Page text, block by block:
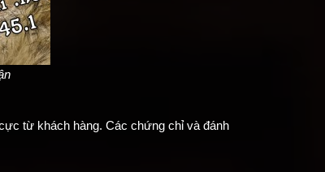
từ khách hàng. Các chứng chỉ và đánh